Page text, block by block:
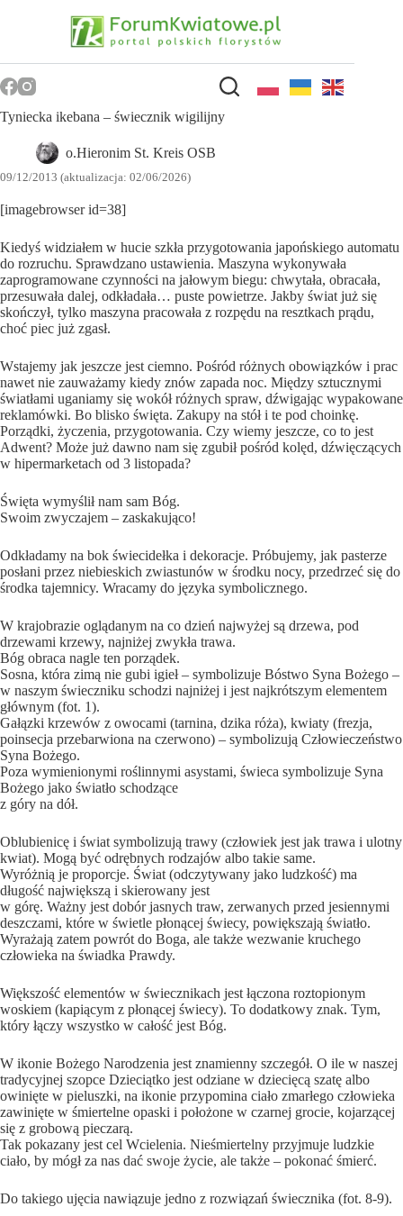
Tyniecka ikebana – świecznik wigilijny
o.Hieronim St. Kreis OSB
09/12/2013 (aktualizacja: 02/06/2026)
[imagebrowser id=38]
Kiedyś widziałem w hucie szkła przygotowania japońskiego automatu
do rozruchu. Sprawdzano ustawienia. Maszyna wykonywała
zaprogramowane czynności na jałowym biegu: chwytała, obracała,
przesuwała dalej, odkładała… puste powietrze. Jakby świat już się
skończył, tylko maszyna pracowała z rozpędu na resztkach prądu,
choć piec już zgasł.
Wstajemy jak jeszcze jest ciemno. Pośród różnych obowiązków i prac
nawet nie zauważamy kiedy znów zapada noc. Między sztucznymi
światłami uganiamy się wokół różnych spraw, dźwigając wypakowane
reklamówki. Bo blisko święta. Zakupy na stół i te pod choinkę.
Porządki, życzenia, przygotowania. Czy wiemy jeszcze, co to jest
Adwent? Może już dawno nam się zgubił pośród kolęd, dźwięczących
w hipermarketach od 3 listopada?
Święta wymyślił nam sam Bóg.
Swoim zwyczajem – zaskakująco!
Odkładamy na bok świecidełka i dekoracje. Próbujemy, jak pasterze
posłani przez niebieskich zwiastunów w środku nocy, przedrzeć się do
środka tajemnicy. Wracamy do języka symbolicznego.
W krajobrazie oglądanym na co dzień najwyżej są drzewa, pod
drzewami krzewy, najniżej zwykła trawa.
Bóg obraca nagle ten porządek.
Sosna, która zimą nie gubi igieł – symbolizuje Bóstwo Syna Bożego –
w naszym świeczniku schodzi najniżej i jest najkrótszym elementem
głównym (fot. 1).
Gałązki krzewów z owocami (tarnina, dzika róża), kwiaty (frezja,
poinsecja przebarwiona na czerwono) – symbolizują Człowieczeństwo
Syna Bożego.
Poza wymienionymi roślinnymi asystami, świeca symbolizuje Syna
Bożego jako światło schodzące
z góry na dół.
Oblubienicę i świat symbolizują trawy (człowiek jest jak trawa i ulotny
kwiat). Mogą być odrębnych rodzajów albo takie same.
Wyróżnią je proporcje. Świat (odczytywany jako ludzkość) ma
długość największą i skierowany jest
w górę. Ważny jest dobór jasnych traw, zerwanych przed jesiennymi
deszczami, które w świetle płonącej świecy, powiększają światło.
Wyrażają zatem powrót do Boga, ale także wezwanie kruchego
człowieka na świadka Prawdy.
Większość elementów w świecznikach jest łączona roztopionym
woskiem (kapiącym z płonącej świecy). To dodatkowy znak. Tym,
który łączy wszystko w całość jest Bóg.
W ikonie Bożego Narodzenia jest znamienny szczegół. O ile w naszej
tradycyjnej szopce Dzieciątko jest odziane w dziecięcą szatę albo
owinięte w pieluszki, na ikonie przypomina ciało zmarłego człowieka
zawinięte w śmiertelne opaski i położone w czarnej grocie, kojarzącej
się z grobową pieczarą.
Tak pokazany jest cel Wcielenia. Nieśmiertelny przyjmuje ludzkie
ciało, by mógł za nas dać swoje życie, ale także – pokonać śmierć.
Do takiego ujęcia nawiązuje jedno z rozwiązań świecznika (fot. 8-9).